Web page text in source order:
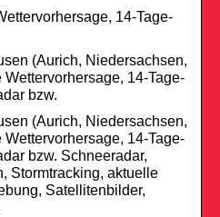
14-Tage-
(Aurich, Niedersachsen,
14-Tage-
bzw.
(Aurich, Niedersachsen,
14-Tage-
bzw. Schneeradar,
Stormtracking, aktuelle
Satellitenbilder,